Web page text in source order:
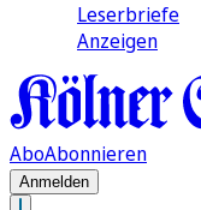
Leserbriefe
Anzeigen
AboAbonnieren
Anmelden